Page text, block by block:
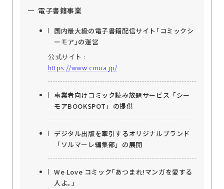
電子書籍事業
国内最大級の電子書籍配信サイト｢コミックシ
ーモア｣の運営
公式サイト :
https://www.cmoa.jp/
事業者向けコミック読み放題サービス「シー
モアBOOKSPOT」の提供
デジタル出版を牽引するオリジナルブランド
「ソルマーレ編集部」の展開
We Love コミック｢あつまれ!マンガを愛する
人よ｡｣